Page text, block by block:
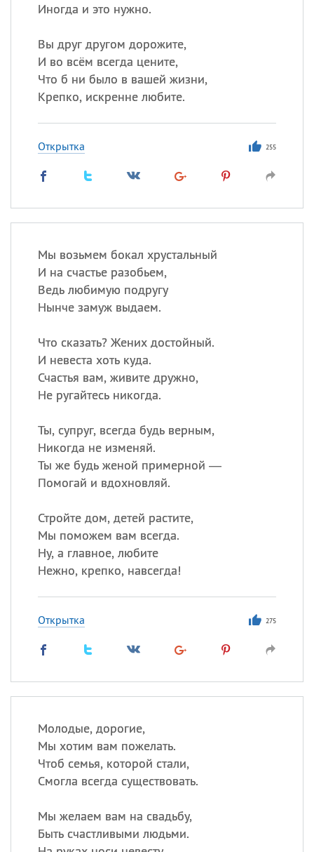
Иногда и это нужно.
Вы друг другом дорожите,
И во всём всегда цените,
Что б ни было в вашей жизни,
Крепко, искренне любите.
Открытка 255
Мы возьмем бокал хрустальный
И на счастье разобьем,
Ведь любимую подругу
Нынче замуж выдаем.
Что сказать? Жених достойный.
И невеста хоть куда.
Счастья вам, живите дружно,
Не ругайтесь никогда.
Ты, супруг, всегда будь верным,
Никогда не изменяй.
Ты же будь женой примерной —
Помогай и вдохновляй.
Стройте дом, детей растите,
Мы поможем вам всегда.
Ну, а главное, любите
Нежно, крепко, навсегда!
Открытка 275
Молодые, дорогие,
Мы хотим вам пожелать.
Чтоб семья, которой стали,
Смогла всегда существовать.
Мы желаем вам на свадьбу,
Быть счастливыми людьми.